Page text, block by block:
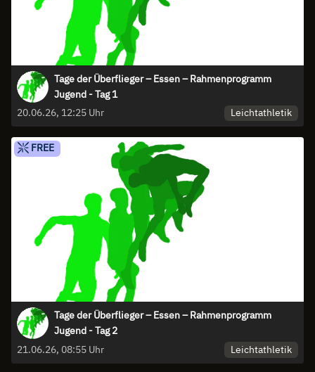
Tage der Überflieger – Essen – Rahmenprogramm
Jugend - Tag 1
20.06.26, 12:25 Uhr
Leichtathletik
FREE
Tage der Überflieger – Essen – Rahmenprogramm
Jugend - Tag 2
21.06.26, 08:55 Uhr
Leichtathletik